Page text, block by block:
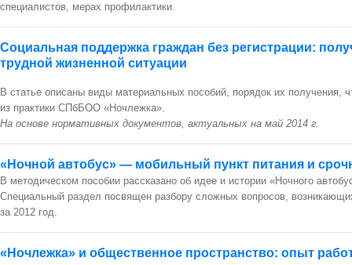
специалистов, мерах профилактики.
Социальная поддержка граждан без регистрации:
трудной жизненной ситуации
В статье описаны виды материальных пособий, порядок их
из практики СПбБОО «Ночлежка».
На основе нормативных документов, актуальных на май 2014 г.
«Ночной автобус» — мобильный пункт питания и
В методическом пособии рассказано об идее и истории «Ночного
Специальный раздел посвящен разбору сложных вопросов,
за 2012 год.
«Ночлежка» и общественное пространство: опыт